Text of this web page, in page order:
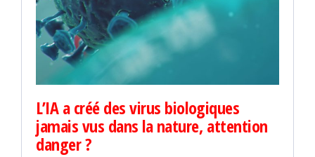
L’IA a créé des virus biologiques
jamais vus dans la nature, attention
danger ?